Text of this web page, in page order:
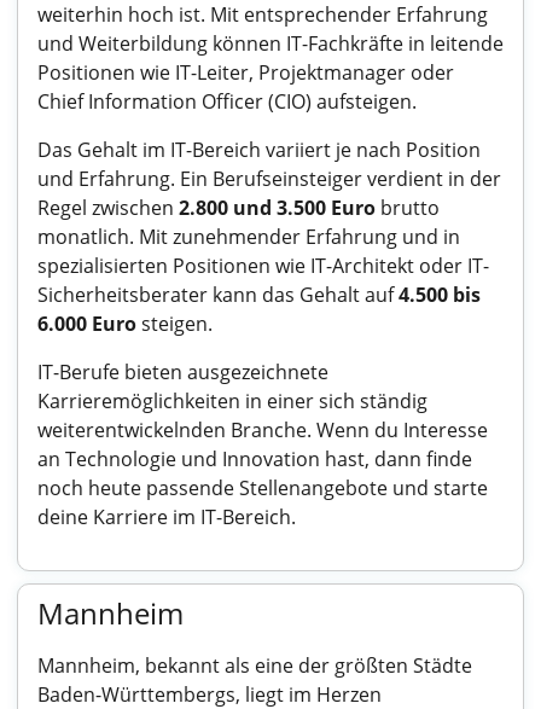
weiterhin hoch ist. Mit entsprechender Erfahrung
und Weiterbildung können IT-Fachkräfte in leitende
Positionen wie IT-Leiter, Projektmanager oder
Chief Information Officer (CIO) aufsteigen.
Das Gehalt im IT-Bereich variiert je nach Position
und Erfahrung. Ein Berufseinsteiger verdient in der
Regel zwischen 2.800 und 3.500 Euro brutto
monatlich. Mit zunehmender Erfahrung und in
spezialisierten Positionen wie IT-Architekt oder IT-
Sicherheitsberater kann das Gehalt auf4.500 bis
6.000 Eurosteigen.
IT-Berufe bieten ausgezeichnete
Karrieremöglichkeiten in einer sich ständig
weiterentwickelnden Branche. Wenn du Interesse
an Technologie und Innovation hast, dann finde
noch heute passende Stellenangebote und starte
deine Karriere im IT-Bereich.
Mannheim
Mannheim, bekannt als eine der größten Städte
Baden-Württembergs, liegt im Herzen